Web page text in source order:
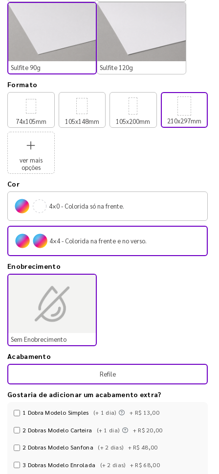
Sulfite 90g Sulfite 120g
Formato
74x105mm 105x148mm 105x200mm 210x297mm
ver mais
opções
Cor
4×0 - Colorida só na frente.
4×4 - Colorida na frente e no verso.
Enobrecimento
Sem Enobrecimento
Acabamento
Refile
Gostaria de adicionar um acabamento extra?
1 Dobra Modelo Simples (+ 1 dia) + R$ 13,00
2 Dobras Modelo Carteira (+ 1 dia) + R$ 20,00
2 Dobras Modelo Sanfona (+ 2 dias) + R$ 48,00
3 Dobras Modelo Enrolada (+ 2 dias) + R$ 68,00